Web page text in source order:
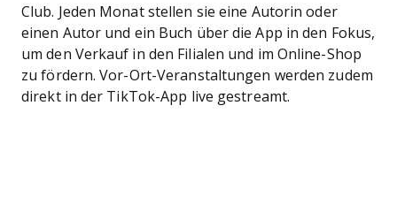
Club. Jeden Monat stellen sie eine Autorin oder
einen Autor und ein Buch über die App in den Fokus,
um den Verkauf in den Filialen und im Online-Shop
zu fördern. Vor-Ort-Veranstaltungen werden zudem
direkt in der TikTok-App live gestreamt.